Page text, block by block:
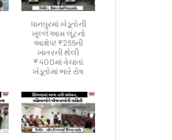
ધાનપુરમાં ખેડૂતોની
ખુલ્લેઆમ લૂંટનો
આક્ષેપ! ₹266ની
ખાતરની થેલી
₹400માં વેચાતાં
ખેડૂતોમાં ભારે રોષ